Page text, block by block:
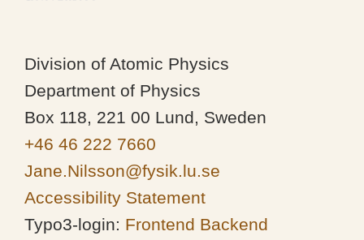
Division of Atomic Physics
Department of Physics
Box 118, 221 00 Lund, Sweden
+46 46 222 7660
Jane.Nilsson@fysik.lu.se
Accessibility Statement
Typo3-login: Frontend Backend